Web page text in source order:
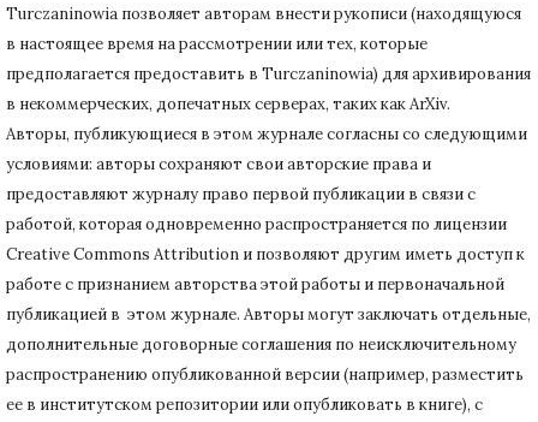
Turczaninowiа позволяет авторам внести рукописи (находящуюся
в настоящее время на рассмотрении или тех, которые
предполагается предоставить в Turczaninowia) для архивирования
в некоммерческих, допечатных серверах, таких как ArXiv.
Авторы, публикующиеся в этом журнале согласны со следующими
условиями: авторы сохраняют свои авторские права и
предоставляют журналу право первой публикации в связи с
работой, которая одновременно распространяется по лицензии
Creative Commons Attribution и позволяют другим иметь доступ к
работе с признанием авторства этой работы и первоначальной
публикацией в этом журнале. Авторы могут заключать отдельные,
дополнительные договорные соглашения по неисключительному
распространению опубликованной версии (например, разместить
ее в институтском репозитории или опубликовать в книге), с